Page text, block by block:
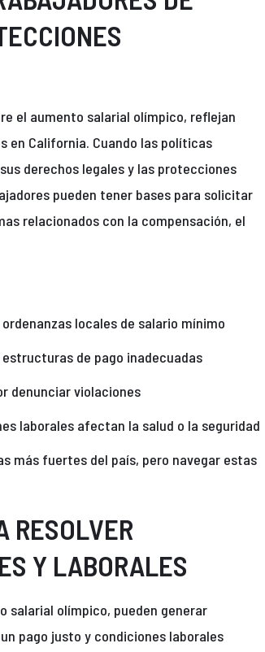
el aumento salarial olímpico, reflejan
en California. Cuando las políticas
derechos legales y las protecciones
pueden tener bases para solicitar
relacionados con la compensación, el
locales de salario mínimo
estructuras de pago inadecuadas
denunciar violaciones
laborales afectan la salud o la seguridad
más fuertes del país, pero navegar estas
RESOLVER
Y LABORALES
salarial olímpico, pueden generar
pago justo y condiciones laborales